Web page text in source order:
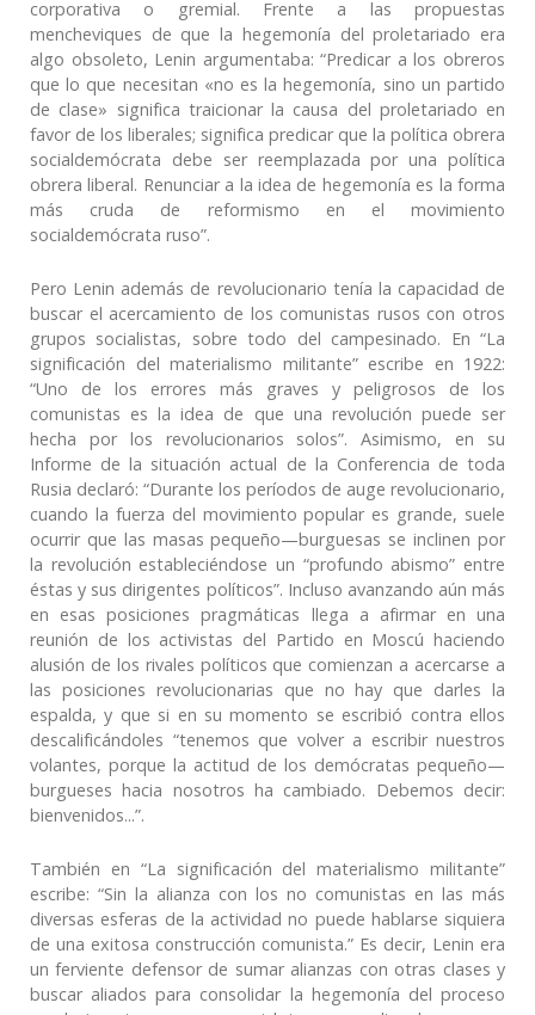
corporativa o gremial. Frente a las propuestas
mencheviques de que la hegemonía del proletariado era
algo obsoleto, Lenin argumentaba: “Predicar a los obreros
que lo que necesitan «no es la hegemonía, sino un partido
de clase» significa traicionar la causa del proletariado en
favor de los liberales; significa predicar que la política obrera
socialdemócrata debe ser reemplazada por una política
obrera liberal. Renunciar a la idea de hegemonía es la forma
más cruda de reformismo en el movimiento
socialdemócrata ruso”.
Pero Lenin además de revolucionario tenía la capacidad de
buscar el acercamiento de los comunistas rusos con otros
grupos socialistas, sobre todo del campesinado. En “La
significación del materialismo militante” escribe en 1922:
“Uno de los errores más graves y peligrosos de los
comunistas es la idea de que una revolución puede ser
hecha por los revolucionarios solos”. Asimismo, en su
Informe de la situación actual de la Conferencia de toda
Rusia declaró: “Durante los períodos de auge revolucionario,
cuando la fuerza del movimiento popular es grande, suele
ocurrir que las masas pequeño—burguesas se inclinen por
la revolución estableciéndose un “profundo abismo” entre
éstas y sus dirigentes políticos”. Incluso avanzando aún más
en esas posiciones pragmáticas llega a afirmar en una
reunión de los activistas del Partido en Moscú haciendo
alusión de los rivales políticos que comienzan a acercarse a
las posiciones revolucionarias que no hay que darles la
espalda, y que si en su momento se escribió contra ellos
descalificándoles “tenemos que volver a escribir nuestros
volantes, porque la actitud de los demócratas pequeño—
burgueses hacia nosotros ha cambiado. Debemos decir:
bienvenidos...”.
También en “La significación del materialismo militante”
escribe: “Sin la alianza con los no comunistas en las más
diversas esferas de la actividad no puede hablarse siquiera
de una exitosa construcción comunista.” Es decir, Lenin era
un ferviente defensor de sumar alianzas con otras clases y
buscar aliados para consolidar la hegemonía del proceso